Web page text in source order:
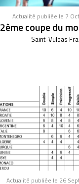
Actualité publiée le 7
2ème coupe du
Saint-Vulbas
Actualité publiée le 26